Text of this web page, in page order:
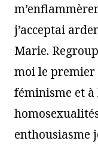
j’acceptai
Marie.
moi le premier
féminisme et à
enthousiasme